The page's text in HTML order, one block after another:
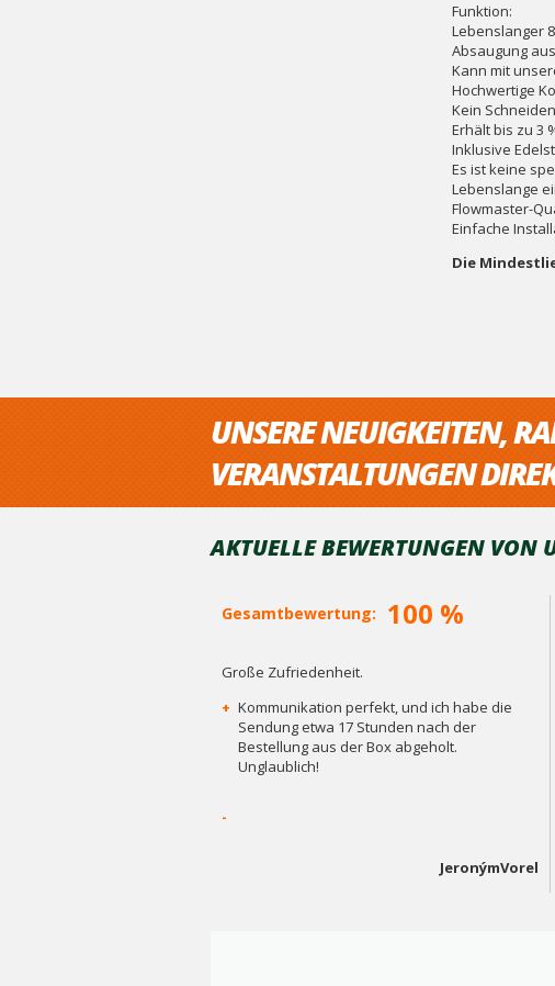
Funktion:
Lebenslanger
Absaugung
Kann mit
Hochwertige
Kein
Erhält bis zu 3
Inklusive
Es ist keine
Lebenslange
Flowmaster-
Einfache
Die
UNSERE NEUIGKEITEN,
VERANSTALTUNGEN
AKTUELLE BEWERTUNGEN VON
Gesamtbewertung: 100 %
Große Zufriedenheit.
+ Kommunikation perfekt, und ich habe die
Sendung etwa 17 Stunden nach der
Bestellung aus der Box abgeholt.
Unglaublich!
-
JeronýmVorel